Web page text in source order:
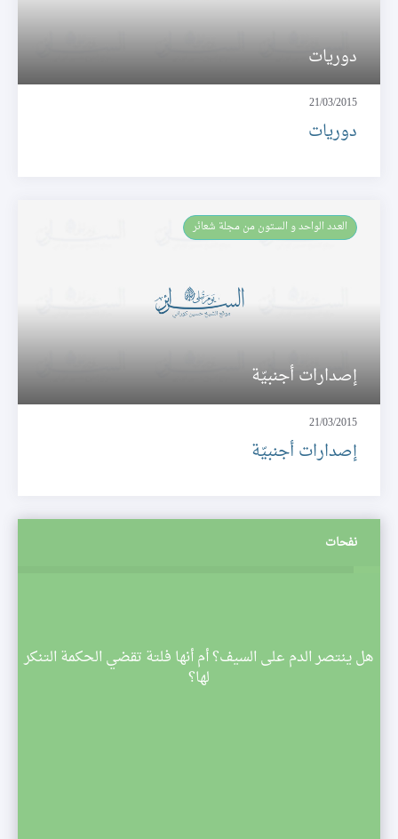
دوريات
21/03/2015
دوريات
العـدد الواحد و الستون من مجلة شعائر
إصدارات أجنبيّة
21/03/2015
إصدارات أجنبيّة
نفحات
هل ينتصر الدم على السيف؟ أم أنها فلتة تقضي الحكمة التنكر
لها؟